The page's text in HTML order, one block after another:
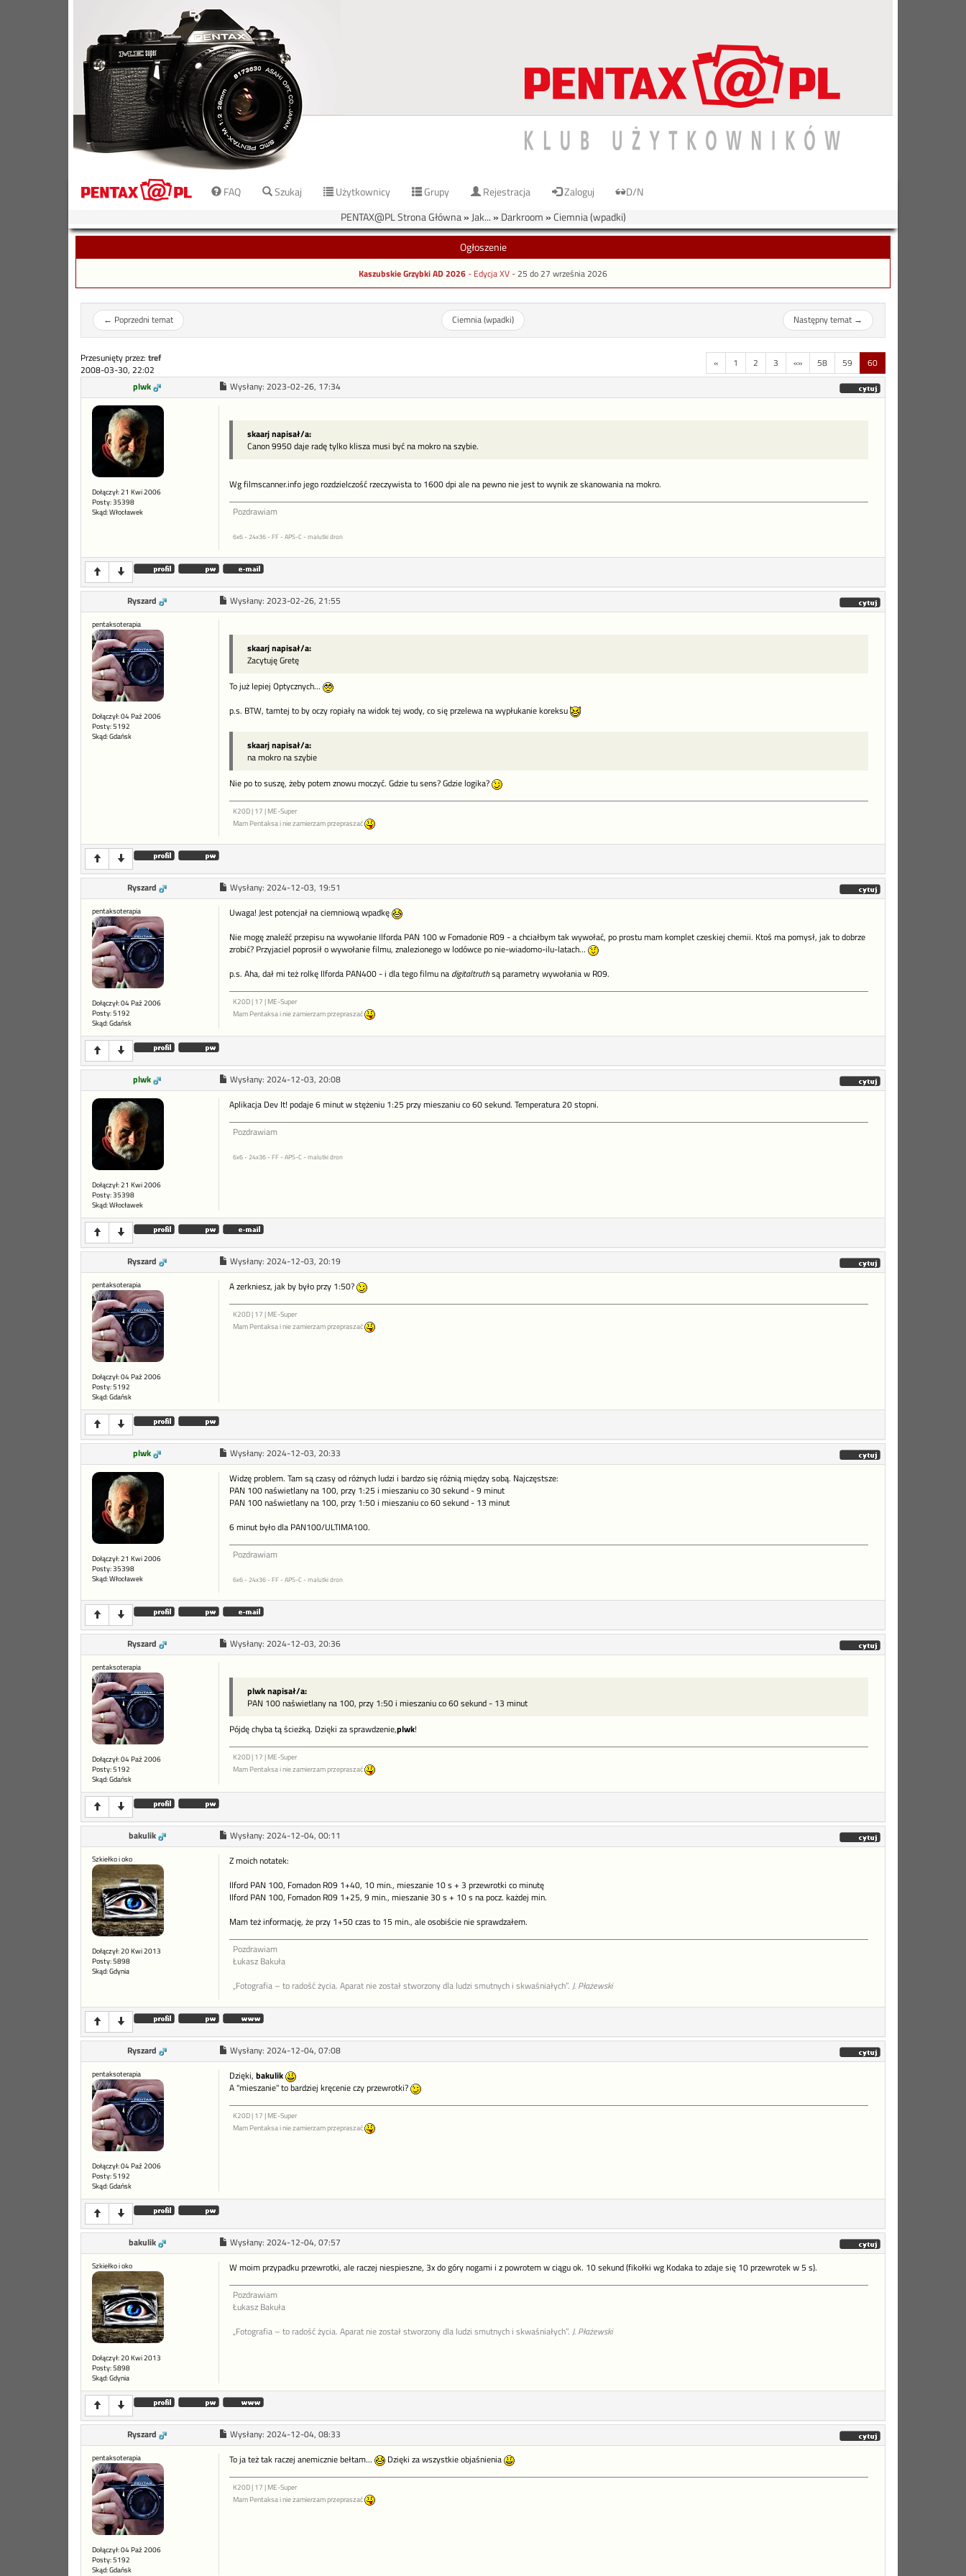
FAQ Szukaj Użytkownicy Grupy Rejestracja Zaloguj
D/N
PENTAX@PL Strona Główna» Jak... » Darkroom »Ciemnia (wpadki)
Ogłoszenie
Kaszubskie Grzybki AD 2026- Edycja XV -25 do 27 września 2026
← Poprzedni temat Ciemnia (wpadki) Następny temat→
Przesunięty przez: tref
2008-03-30, 22:02
« 1 2 3 «» 58 59 60
plwk Wysłany: 2023-02-26, 17:34
Dołączył: 21 Kwi 2006
Posty: 35398
Skąd: Włocławek
skaarj napisał/a:
Canon 9950 daje radę tylko klisza musi być na mokro na szybie.
Wg filmscanner.info jego rozdzielczość rzeczywista to 1600 dpi ale na pewno nie jest to wynik ze skanowania na mokro.
Pozdrawiam
6x6 - 24x36 - FF - APS-C - malutki dron
Ryszard Wysłany: 2023-02-26, 21:55
pentaksoterapia
Dołączył: 04 Paź 2006
Posty: 5192
Skąd: Gdańsk
skaarj napisał/a:
Zacytuję Gretę
To już lepiej Optycznych...
p.s. BTW, tamtej to by oczy ropiały na widok tej wody, co się przelewa na wypłukanie koreksu
skaarj napisał/a:
na mokro na szybie
Nie po to suszę, żeby potem znowu moczyć. Gdzie tu sens? Gdzie logika?
K20D | 17 | ME-Super
Mam Pentaksa i nie zamierzam przepraszać
Ryszard Wysłany: 2024-12-03, 19:51
pentaksoterapia
Dołączył: 04 Paź 2006
Posty: 5192
Skąd: Gdańsk
Uwaga! Jest potencjał na ciemniową wpadkę
Nie mogę znaleźć przepisu na wywołanie Ilforda PAN 100 w Fomadonie R09 - a chciałbym tak wywołać, po prostu mam komplet czeskiej chemii. Ktoś ma pomysł, jak to dobrze
zrobić? Przyjaciel poprosił o wywołanie filmu, znalezionego w lodówce po nie-wiadomo-ilu-latach...
p.s. Aha, dał mi też rolkę Ilforda PAN400 - i dla tego filmu na digitaltruthsą parametry wywołania w R09.
K20D | 17 | ME-Super
Mam Pentaksa i nie zamierzam przepraszać
plwk Wysłany: 2024-12-03, 20:08
Dołączył: 21 Kwi 2006
Posty: 35398
Skąd: Włocławek
Aplikacja Dev It! podaje 6 minut w stężeniu 1:25 przy mieszaniu co 60 sekund. Temperatura 20 stopni.
Pozdrawiam
6x6 - 24x36 - FF - APS-C - malutki dron
Ryszard Wysłany: 2024-12-03, 20:19
pentaksoterapia
Dołączył: 04 Paź 2006
Posty: 5192
Skąd: Gdańsk
A zerkniesz, jak by było przy 1:50?
K20D | 17 | ME-Super
Mam Pentaksa i nie zamierzam przepraszać
plwk Wysłany: 2024-12-03, 20:33
Dołączył: 21 Kwi 2006
Posty: 35398
Skąd: Włocławek
Widzę problem. Tam są czasy od różnych ludzi i bardzo się różnią między sobą. Najczęstsze:
PAN 100 naświetlany na 100, przy 1:25 i mieszaniu co 30 sekund - 9 minut
PAN 100 naświetlany na 100, przy 1:50 i mieszaniu co 60 sekund - 13 minut
6 minut było dla PAN100/ULTIMA100.
Pozdrawiam
6x6 - 24x36 - FF - APS-C - malutki dron
Ryszard Wysłany: 2024-12-03, 20:36
pentaksoterapia
Dołączył: 04 Paź 2006
Posty: 5192
Skąd: Gdańsk
plwk napisał/a:
PAN 100 naświetlany na 100, przy 1:50 i mieszaniu co 60 sekund - 13 minut
Pójdę chyba tą ścieżką. Dzięki za sprawdzenie,plwk!
K20D | 17 | ME-Super
Mam Pentaksa i nie zamierzam przepraszać
bakulik Wysłany: 2024-12-04, 00:11
Szkiełko i oko
Dołączył: 20 Kwi 2013
Posty: 5898
Skąd: Gdynia
Z moich notatek:
Ilford PAN 100, Fomadon R09 1+40, 10 min., mieszanie 10 s + 3 przewrotki co minutę
Ilford PAN 100, Fomadon R09 1+25, 9 min., mieszanie 30 s + 10 s na pocz. każdej min.
Mam też informację, że przy 1+50 czas to 15 min., ale osobiście nie sprawdzałem.
Pozdrawiam
Łukasz Bakuła
„Fotografia – to radość życia. Aparat nie został stworzony dla ludzi smutnych i skwaśniałych”. J. Płażewski
Ryszard Wysłany: 2024-12-04, 07:08
pentaksoterapia
Dołączył: 04 Paź 2006
Posty: 5192
Skąd: Gdańsk
Dzięki, bakulik
A "mieszanie" to bardziej kręcenie czy przewrotki?
K20D | 17 | ME-Super
Mam Pentaksa i nie zamierzam przepraszać
bakulik Wysłany: 2024-12-04, 07:57
Szkiełko i oko
Dołączył: 20 Kwi 2013
Posty: 5898
Skąd: Gdynia
W moim przypadku przewrotki, ale raczej niespieszne, 3x do góry nogami i z powrotem w ciągu ok. 10 sekund (fikołki wg Kodaka to zdaje się 10 przewrotek w 5 s).
Pozdrawiam
Łukasz Bakuła
„Fotografia – to radość życia. Aparat nie został stworzony dla ludzi smutnych i skwaśniałych”. J. Płażewski
Ryszard Wysłany: 2024-12-04, 08:33
pentaksoterapia
Dołączył: 04 Paź 2006
Posty: 5192
Skąd: Gdańsk
To ja też tak raczej anemicznie bełtam... Dzięki za wszystkie objaśnienia
K20D | 17 | ME-Super
Mam Pentaksa i nie zamierzam przepraszać